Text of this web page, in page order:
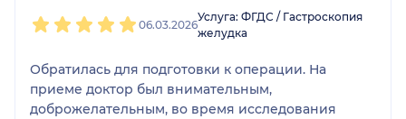
06.03.2026
Услуга: ФГДС / Гастроскопия
желудка
Обратилась для подготовки к операции. На
приеме доктор был внимательным,
доброжелательным, во время исследования